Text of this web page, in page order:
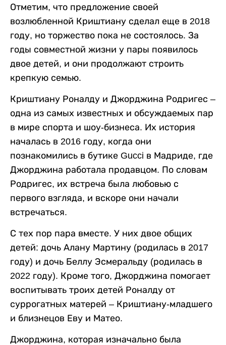
Отметим, что предложение своей
возлюбленной Криштиану сделал еще в 2018
году, но торжество пока не состоялось. За
годы совместной жизни у пары появилось
двое детей, и они продолжают строить
крепкую семью.
Криштиану Роналду и Джорджина Родригес –
одна из самых известных и обсуждаемых пар
в мире спорта и шоу-бизнеса. Их история
началась в 2016 году, когда они
познакомились в бутике Gucci в Мадриде, где
Джорджина работала продавцом. По словам
Родригес, их встреча была любовью с
первого взгляда, и вскоре они начали
встречаться.
С тех пор пара вместе. У них двое общих
детей: дочь Алану Мартину (родилась в 2017
году) и дочь Беллу Эсмеральду (родилась в
2022 году). Кроме того, Джорджина помогает
воспитывать троих детей Роналду от
суррогатных матерей – Криштиану-младшего
и близнецов Еву и Матео.
Джорджина, которая изначально была